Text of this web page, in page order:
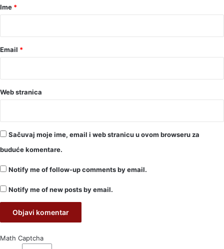
rIme *
Email *
Web stranica
Sačuvaj moje ime, email i web stranicu u ovom browseru za
buduće komentare.
Notify me of follow-up comments by email.
Notify me of new posts by email.
Math Captcha